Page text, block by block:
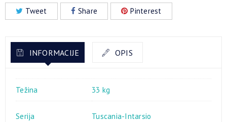
Tweet Share Pinterest
INFORMACIJE OPIS
Težina 33 kg
Serija Tuscania-Intarsio